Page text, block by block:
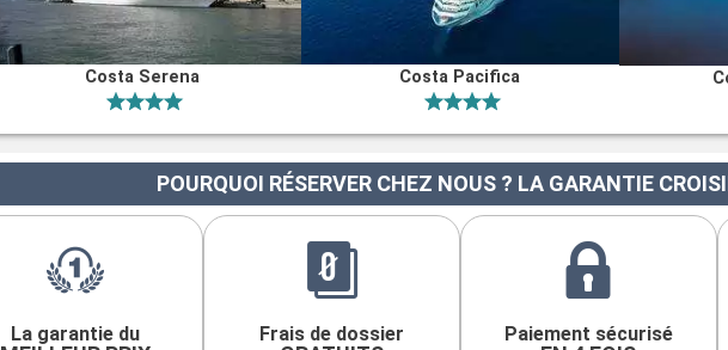
Costa Serena Costa Pacifica
POURQUOI RÉSERVER CHEZ NOUS ? LA GARANTIE
La garantie du Frais de dossier Paiement sécurisé